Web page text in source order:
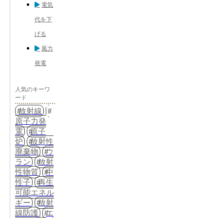
電気
代を下
げる
風力
発電
人気のキーワ
ード
放射線
原子力発
電
原子
炉
放射性
廃棄物
ウ
ラン
放射
性物質
中
性子
再生
可能エネル
ギー
放射
線防護
エ